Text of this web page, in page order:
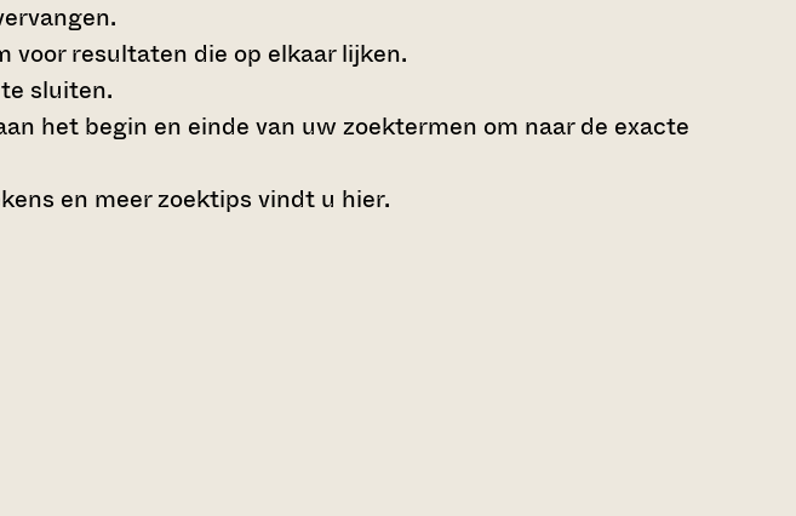
voor resultaten die op elkaar lijken.
sluiten.
het begin en einde van uw zoektermen om naar de exacte
en meer zoektips vindt u hier.